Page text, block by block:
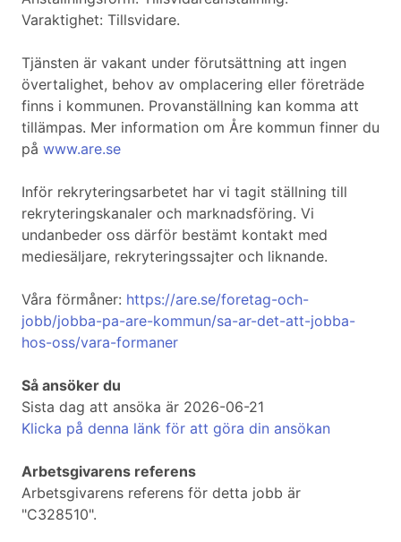
Varaktighet: Tillsvidare.
Tjänsten är vakant under förutsättning att ingen
övertalighet, behov av omplacering eller företräde
finns i kommunen. Provanställning kan komma att
tillämpas. Mer information om Åre kommun finner du
på www.are.se
Inför rekryteringsarbetet har vi tagit ställning till
rekryteringskanaler och marknadsföring. Vi
undanbeder oss därför bestämt kontakt med
mediesäljare, rekryteringssajter och liknande.
Våra förmåner: https://are.se/foretag-och-
jobb/jobba-pa-are-kommun/sa-ar-det-att-jobba-
hos-oss/vara-formaner
Så ansöker du
Sista dag att ansöka är 2026-06-21
Klicka på denna länk för att göra din ansökan
Arbetsgivarens referens
Arbetsgivarens referens för detta jobb är
"C328510".